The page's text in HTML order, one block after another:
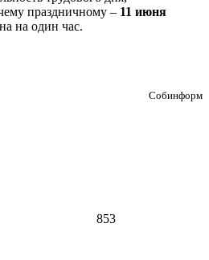
праздничному – 11 июня
на один час.
Собинформ
853